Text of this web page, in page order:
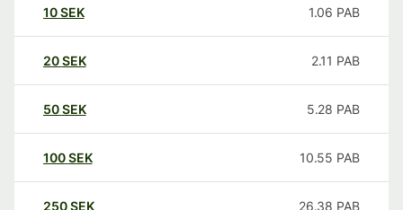
10SEK 1.06 PAB
20SEK 2.11 PAB
50SEK 5.28 PAB
100SEK 10.55 PAB
250SEK 26.38 PAB